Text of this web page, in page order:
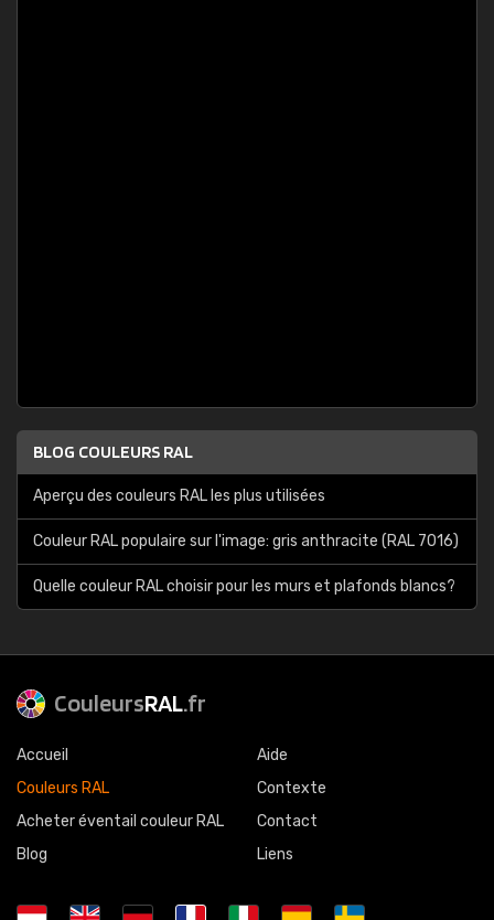
BLOG COULEURS RAL
Aperçu des couleurs RAL les plus utilisées
Couleur RAL populaire sur l'image: gris anthracite (RAL 7016)
Quelle couleur RAL choisir pour les murs et plafonds blancs?
CouleursRAL.fr
Accueil
Couleurs RAL
Acheter éventail couleur RAL
Blog
Aide
Contexte
Contact
Liens